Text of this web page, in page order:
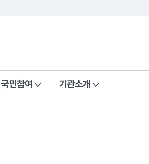
국민참여 기관소개